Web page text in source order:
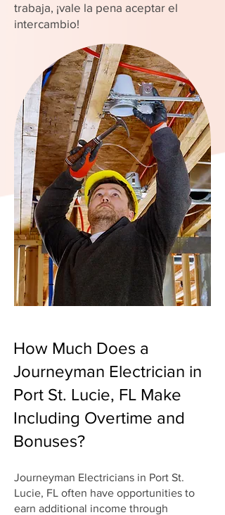
trabaja, ¡vale la pena aceptar el
intercambio!
How Much Does a
Journeyman Electrician in
Port St. Lucie, FL Make
Including Overtime and
Bonuses?
Journeyman Electricians in Port St.
Lucie, FL often have opportunities to
earn additional income through